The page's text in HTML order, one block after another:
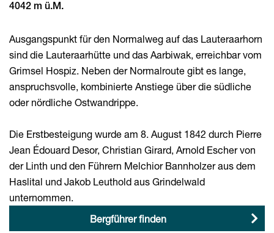
4042 m ü.M.
Ausgangspunkt für den Normalweg auf das Lauteraarhorn
sind die Lauteraarhütte und das Aarbiwak, erreichbar vom
Grimsel Hospiz. Neben der Normalroute gibt es lange,
anspruchsvolle, kombinierte Anstiege über die südliche
oder nördliche Ostwandrippe.
Die Erstbesteigung wurde am 8. August 1842 durch Pierre
Jean Édouard Desor, Christian Girard, Arnold Escher von
der Linth und den Führern Melchior Bannholzer aus dem
Haslital und Jakob Leuthold aus Grindelwald
unternommen.
Bergführer finden